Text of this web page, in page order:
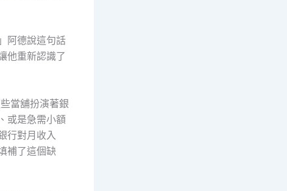
阿德說這句話
他重新認識了
當舖扮演著銀
或是急需小額
行對月收入
補了這個缺